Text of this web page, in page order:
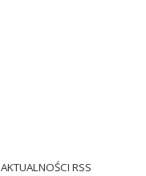
AKTUALNOŚCI RSS